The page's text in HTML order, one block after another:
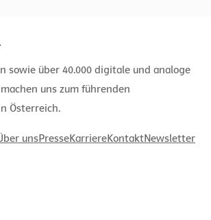
sowie über 40.000 digitale und analoge
uns zum führenden
Österreich.
unsPresseKarriereKontaktNewsletter